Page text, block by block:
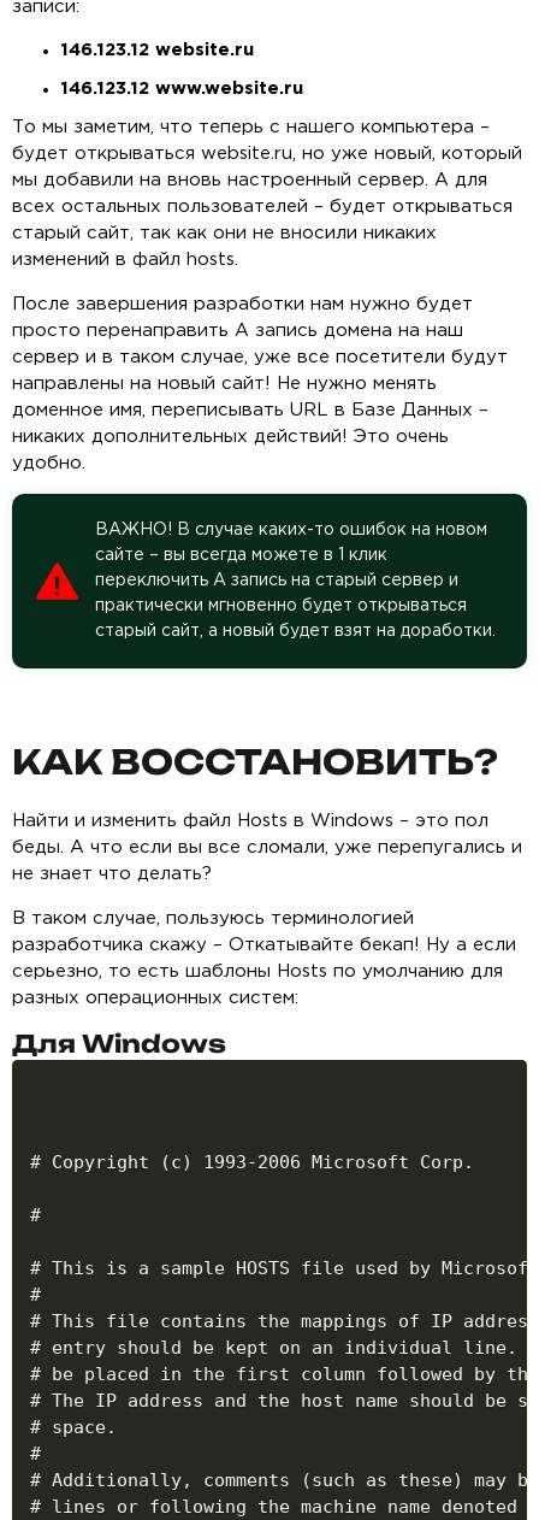
записи:
146.123.12 website.ru
146.123.12 www.website.ru
То мы заметим, что теперь с нашего компьютера –
будет открываться website.ru, но уже новый, который
мы добавили на вновь настроенный сервер. А для
всех остальных пользователей – будет открываться
старый сайт, так как они не вносили никаких
изменений в файл hosts.
После завершения разработки нам нужно будет
просто перенаправить А запись домена на наш
сервер и в таком случае, уже все посетители будут
направлены на новый сайт! Не нужно менять
доменное имя, переписывать URL в Базе Данных –
никаких дополнительных действий! Это очень
удобно.
ВАЖНО! В случае каких-то ошибок на новом
сайте – вы всегда можете в 1 клик
переключить А запись на старый сервер и
практически мгновенно будет открываться
старый сайт, а новый будет взят на доработки.
КАК ВОССТАНОВИТЬ?
Найти и изменить файл Hosts в Windows – это пол
беды. А что если вы все сломали, уже перепугались и
не знает что делать?
В таком случае, пользуюсь терминологией
разработчика скажу – Откатывайте бекап! Ну а если
серьезно, то есть шаблоны Hosts по умолчанию для
разных операционных систем:
Для Windows
# Copyright (c) 1993-2006 Microsoft Corp.
#
# This is a sample HOSTS file used by
#
# This file contains the mappings of IP
# entry should be kept on an individual line.
# be placed in the first column followed by the
# The IP address and the host name should be
# space.
#
# Additionally, comments (such as these) may
# lines or following the machine name denoted